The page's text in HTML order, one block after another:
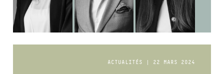
ACTUALITÉS | 22 MARS 2024